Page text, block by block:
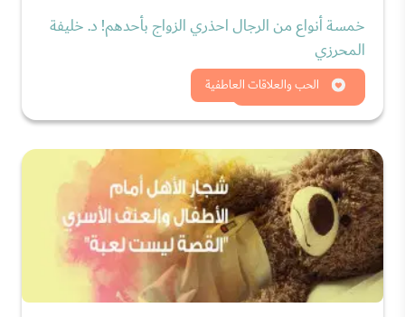
الحب والعلاقات العاطفية
خمسة أنواع من الرجال احذري الزواج بأحدهم! د. خليفة
المحرزي
شاهد الان